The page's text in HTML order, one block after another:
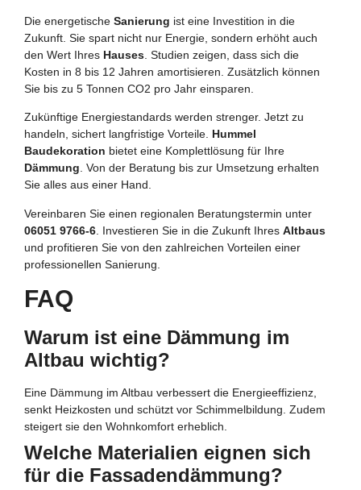
Die energetische Sanierung ist eine Investition in die
Zukunft. Sie spart nicht nur Energie, sondern erhöht auch
den Wert Ihres Hauses . Studien zeigen, dass sich die
Kosten in 8 bis 12 Jahren amortisieren. Zusätzlich können
Sie bis zu 5 Tonnen CO2 pro Jahr einsparen.
Zukünftige Energiestandards werden strenger. Jetzt zu
handeln, sichert langfristige Vorteile. Hummel
Baudekoration bietet eine Komplettlösung für Ihre
Dämmung. Von der Beratung bis zur Umsetzung erhalten
Sie alles aus einer Hand.
Vereinbaren Sie einen regionalen Beratungstermin unter
06051 9766-6 . Investieren Sie in die Zukunft Ihres Altbaus
und profitieren Sie von den zahlreichen Vorteilen einer
professionellen Sanierung.
FAQ
Warum ist eine Dämmung im
Altbau wichtig?
Eine Dämmung im Altbau verbessert die Energieeffizienz,
senkt Heizkosten und schützt vor Schimmelbildung. Zudem
steigert sie den Wohnkomfort erheblich.
Welche Materialien eignen sich
für die Fassadendämmung?